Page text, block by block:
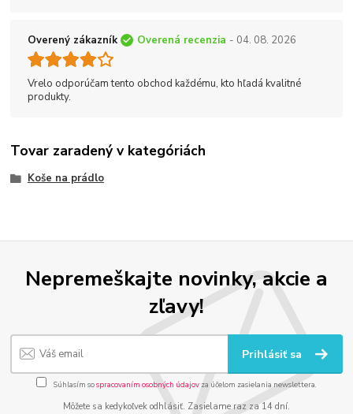
Overený zákazník Overená recenzia - 04. 08. 2026
Vrelo odporúčam tento obchod každému, kto hľadá kvalitné
produkty.
Tovar zaradený v kategóriách
Koše na prádlo
Nepremeškajte novinky, akcie a
zľavy!
Prihlásiť sa
Súhlasím sospracovaním osobných údajov za účelom zasielania newslettera.
Môžete sa kedykoľvek odhlásiť. Zasielame raz za 14 dní.